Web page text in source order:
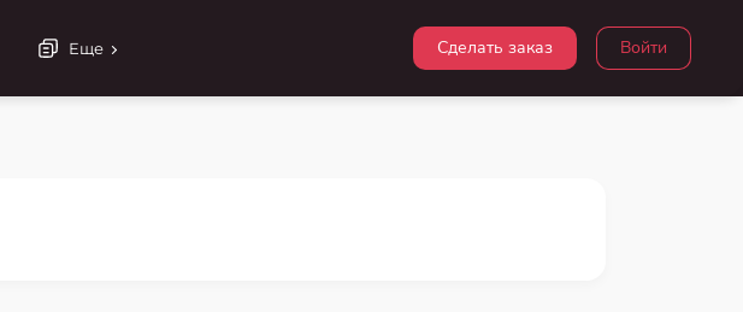
Войти
Сделать заказ
Еще